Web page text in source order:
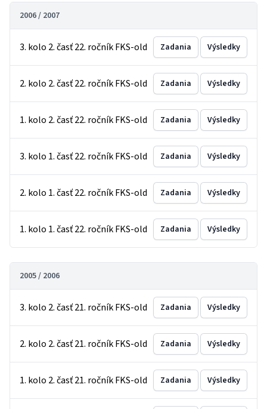
2006 / 2007
3. kolo 2. časť 22. ročník FKS-old Zadania Výsledky
2. kolo 2. časť 22. ročník FKS-old Zadania Výsledky
1. kolo 2. časť 22. ročník FKS-old Zadania Výsledky
3. kolo 1. časť 22. ročník FKS-old Zadania Výsledky
2. kolo 1. časť 22. ročník FKS-old Zadania Výsledky
1. kolo 1. časť 22. ročník FKS-old Zadania Výsledky
2005 / 2006
3. kolo 2. časť 21. ročník FKS-old Zadania Výsledky
2. kolo 2. časť 21. ročník FKS-old Zadania Výsledky
1. kolo 2. časť 21. ročník FKS-old Zadania Výsledky